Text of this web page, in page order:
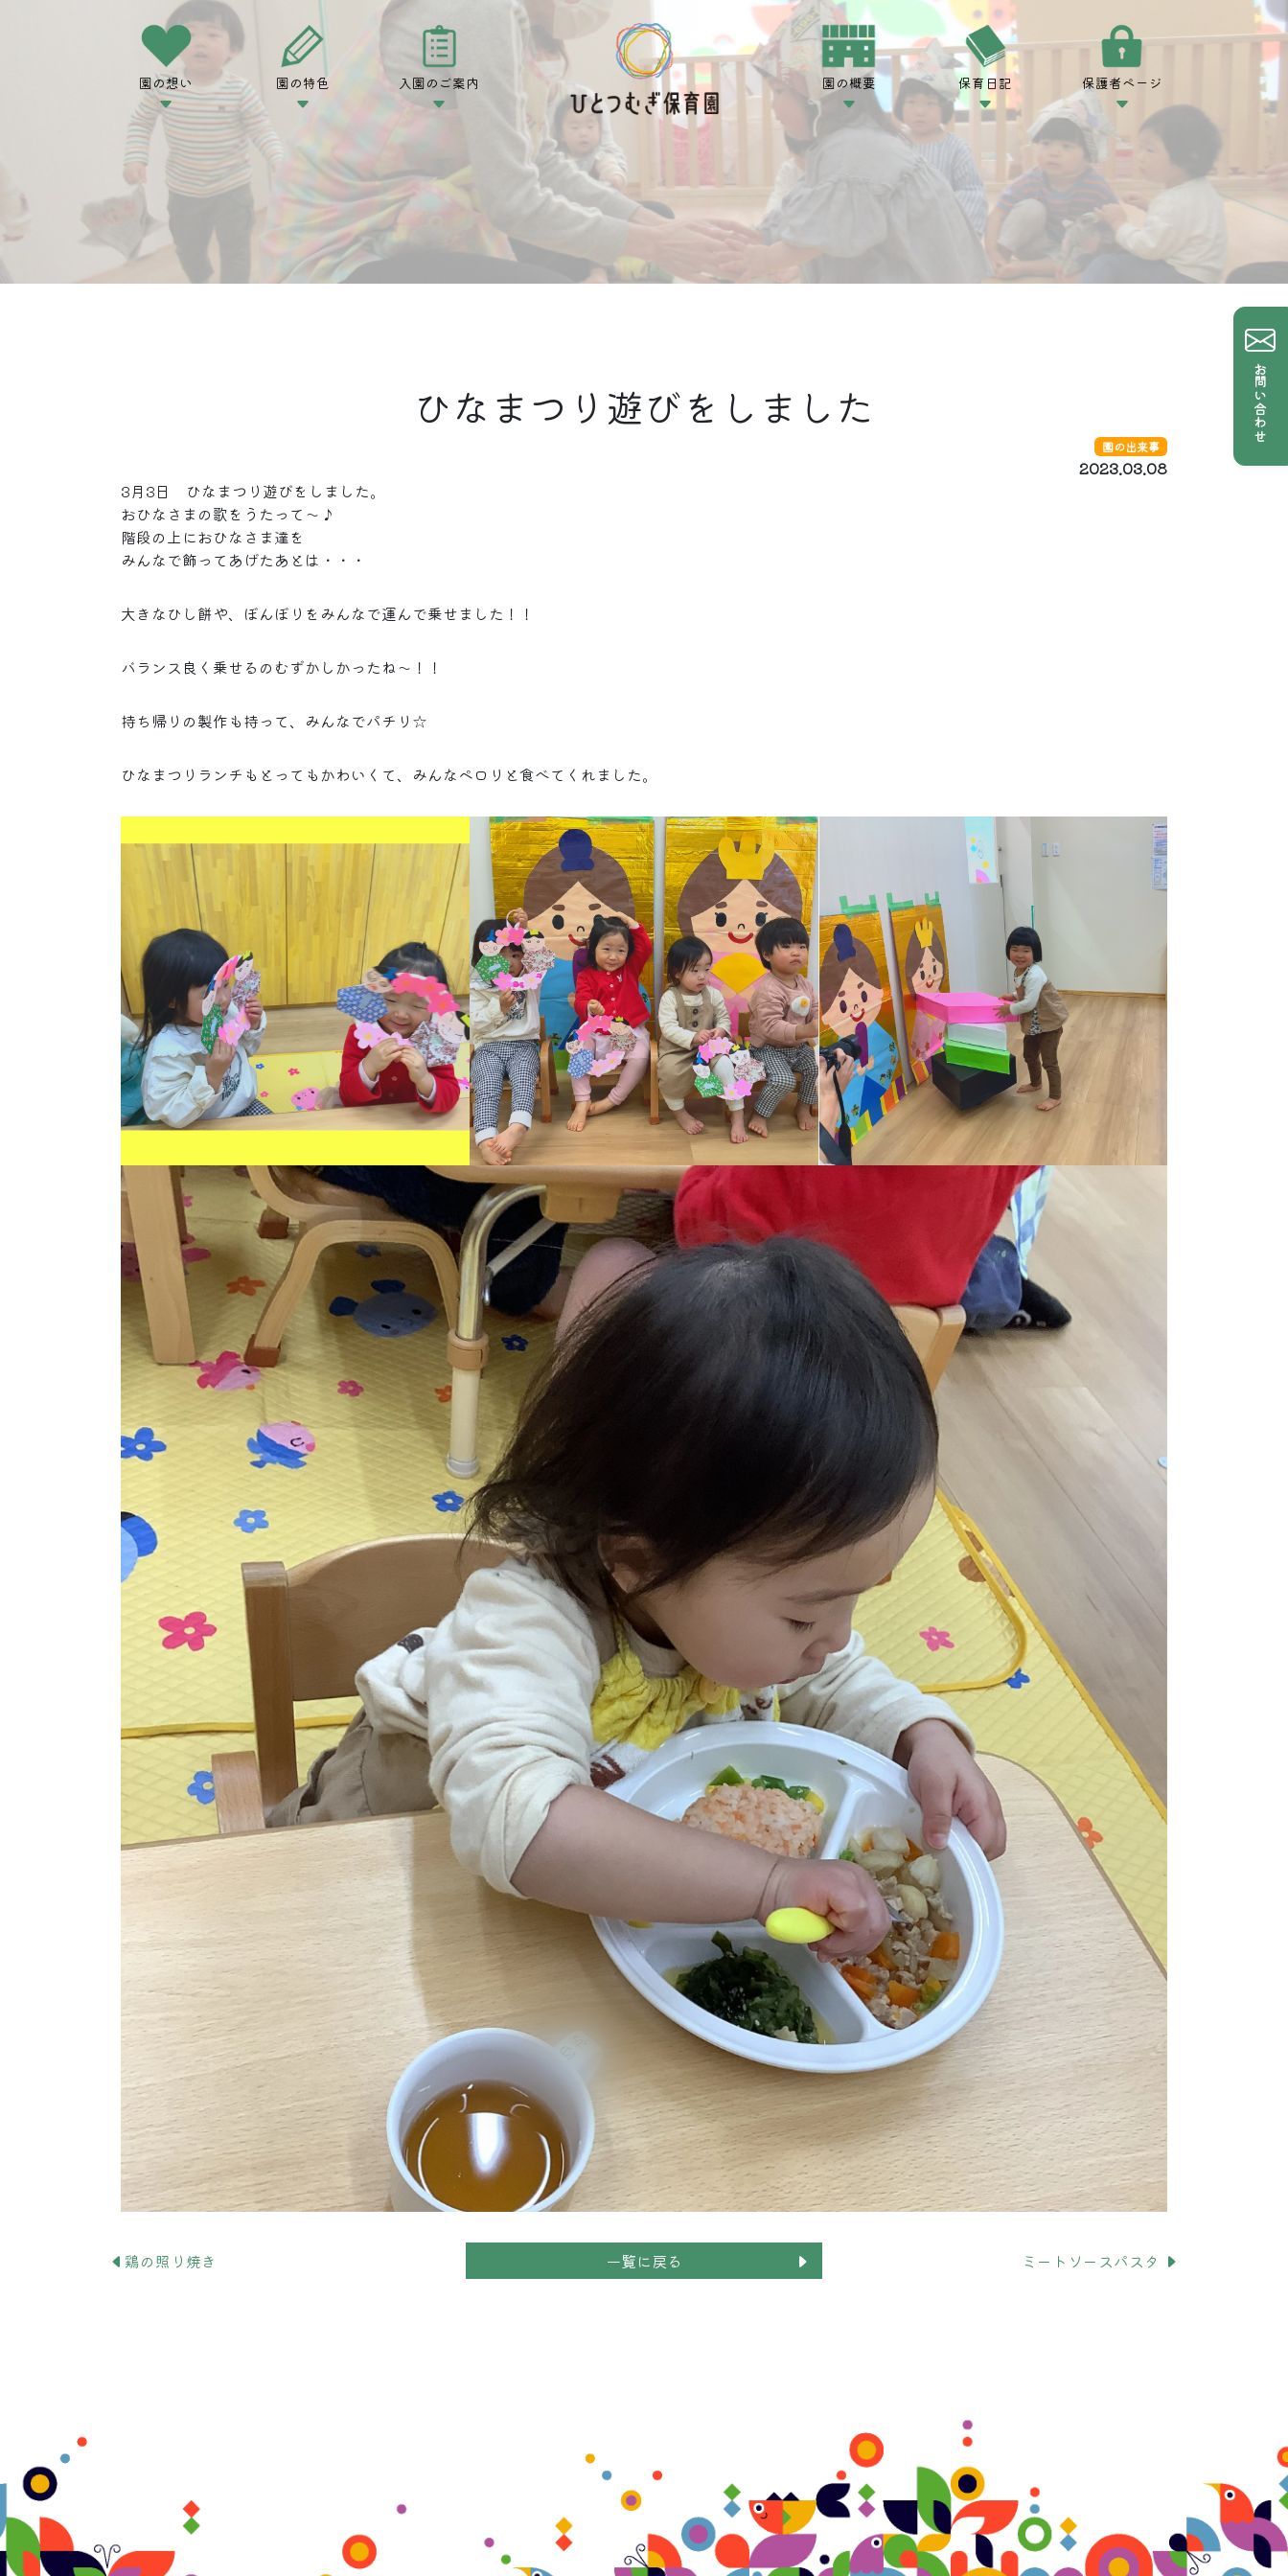
園の想い 園の特色 入園のご案内 園の概要 保育日記 保護者ページ
お問い合わせ
ひなまつり遊びをしました
園の出来事
2023.03.08
3月3日 ひなまつり遊びをしました。
おひなさまの歌をうたって～♪
階段の上におひなさま達を
みんなで飾ってあげたあとは・・・
大きなひし餅や、ぼんぼりをみんなで運んで乗せました！！
バランス良く乗せるのむずかしかったね～！！
持ち帰りの製作も持って、みんなでパチリ☆
ひなまつりランチもとってもかわいくて、みんなペロリと食べてくれました。
鶏の照り焼き 一覧に戻る ミートソースパスタ